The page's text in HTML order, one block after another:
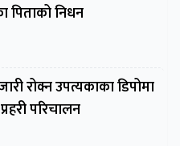
पिताको निधन
रोक्न उपत्यकाका डिपोमा
परिचालन